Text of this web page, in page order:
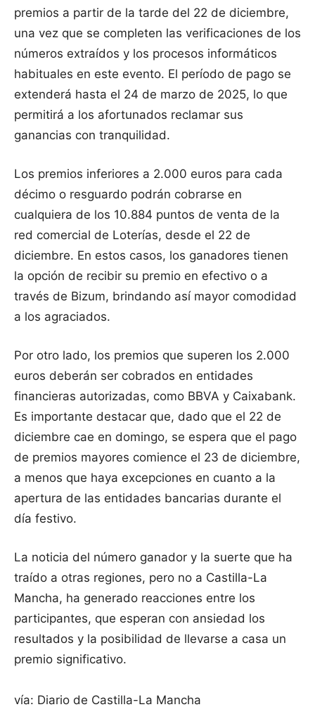
premios a partir de la tarde del 22 de diciembre,
una vez que se completen las verificaciones de los
números extraídos y los procesos informáticos
habituales en este evento. El período de pago se
extenderá hasta el 24 de marzo de 2025, lo que
permitirá a los afortunados reclamar sus
ganancias con tranquilidad.
Los premios inferiores a 2.000 euros para cada
décimo o resguardo podrán cobrarse en
cualquiera de los 10.884 puntos de venta de la
red comercial de Loterías, desde el 22 de
diciembre. En estos casos, los ganadores tienen
la opción de recibir su premio en efectivo o a
través de Bizum, brindando así mayor comodidad
a los agraciados.
Por otro lado, los premios que superen los 2.000
euros deberán ser cobrados en entidades
financieras autorizadas, como BBVA y Caixabank.
Es importante destacar que, dado que el 22 de
diciembre cae en domingo, se espera que el pago
de premios mayores comience el 23 de diciembre,
a menos que haya excepciones en cuanto a la
apertura de las entidades bancarias durante el
día festivo.
La noticia del número ganador y la suerte que ha
traído a otras regiones, pero no a Castilla-La
Mancha, ha generado reacciones entre los
participantes, que esperan con ansiedad los
resultados y la posibilidad de llevarse a casa un
premio significativo.
vía: Diario de Castilla-La Mancha